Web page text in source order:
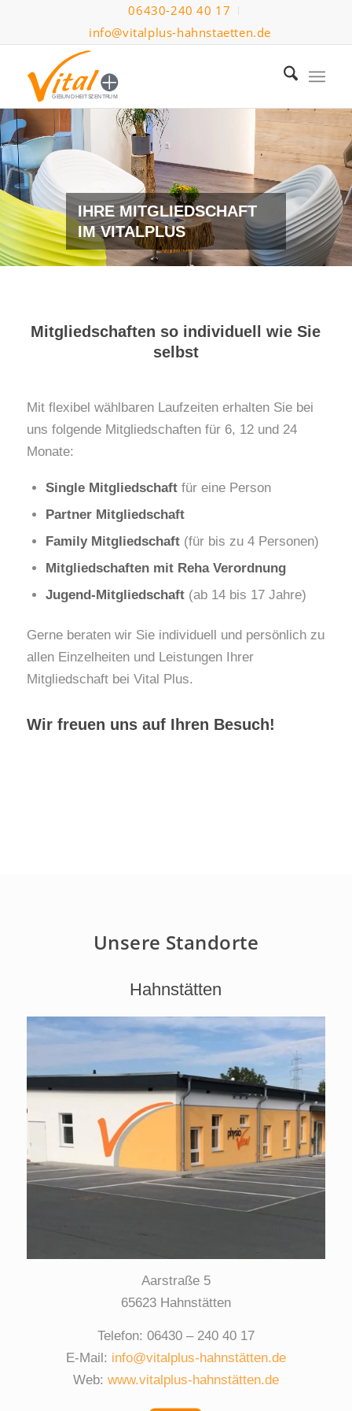
06430-240 40 17
info@vitalplus-hahnstaetten.de
G ESUNDHEITSZENTRUM
IHRE MITGLIEDSCHAFT
IM VITALPLUS
Mitgliedschaften so individuell wie Sie
selbst
Mit flexibel wählbaren Laufzeiten erhalten Sie bei
uns folgende Mitgliedschaften für 6, 12 und 24
Monate:
Single Mitgliedschaftfür eine Person
Partner Mitgliedschaft
Family Mitgliedschaft(für bis zu 4 Personen)
Mitgliedschaften mit Reha Verordnung
Jugend-Mitgliedschaft(ab 14 bis 17 Jahre)
Gerne beraten wir Sie individuell und persönlich zu
allen Einzelheiten und Leistungen Ihrer
Mitgliedschaft bei Vital Plus.
Wir freuen uns auf Ihren Besuch!
Unsere Standorte
Hahnstätten
Aarstraße 5
65623 Hahnstätten
Telefon: 06430 – 240 40 17
E-Mail: info@vitalplus-hahnstätten.de
Web: www.vitalplus-hahnstätten.de